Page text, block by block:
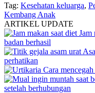
Tag: Kesehatan keluarga,
Kembang Anak
ARTIKEL UPDATE
Jam
badan berhasil
perhatikan
Cara
setelah berhubungan